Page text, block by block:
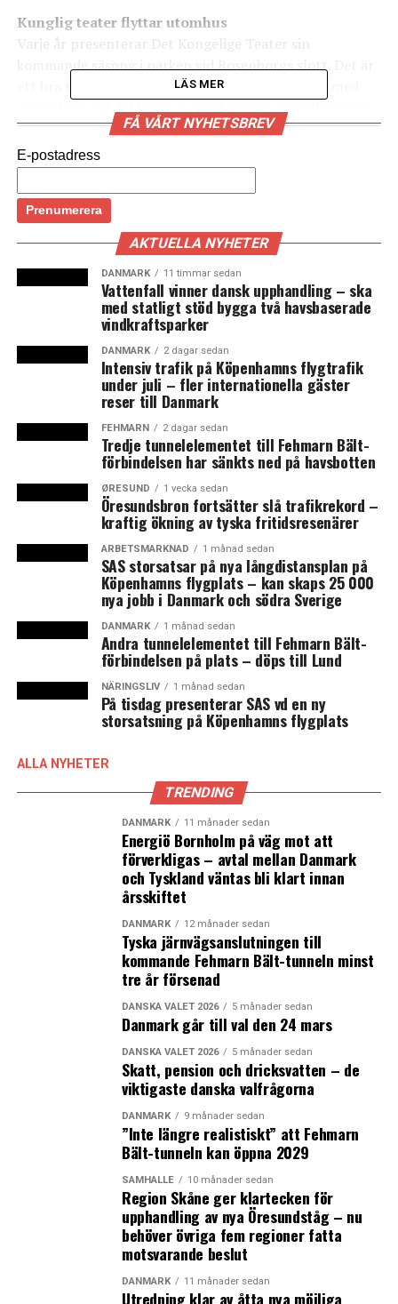
Kunglig teater flyttar utomhus
Varje år presenterar Det Kongelige Teater sin
kommande säsong i parken vid Rosenborgs slott. Det är
ett bra tillfälle att, helt gratis, stifta bekantskap med
ensemblen och bilda sig en uppfattning om vilka pjäser,
baletter eller operor man vill se under den kommande
hösten och vintern. I år framförs bland annat bitar av
”Figaros bröllop”, ”Svansjön”, ”La Traviata”, ”Don
Quixote”och ”Lohengrin”. Det Kongelige Teater satsar
stort på utomhusföreställningen. På scenen står några av
teaterns bästa sångare och dansare, men också det
kungliga kapellet och operakören.
Det Kongelige Teater på Rosenborg. Rosenborg
Exercisplats, Köpenhamn. 22 augusti.
Matisse med polarinspiration
parken Dyrehaven i norra Köpenhamn. Hela sommaren
har man kunnat njuta av skulpturer och installationer i
parken, men nu öppnar det en ny Matisse-utställning
inne i konsthallen. Den franska konstnären Henri
Matisse var enormt viktig för de tidiga modernisterna
och flera av våra mest kända svenska konstnärer har
haft honom som lärare. Ordrupgaard tar fasta på hans
intresse för inuitkonst. På äldre dagar ska Matisse ha
fastnat för en samling inuitmasker och han ska också ha
fördjupat sig i Knud Rasmussens böcker om
polarexpeditioner. Inspirationen syns i verken som nu
visas på Ordrupgaard.
Matisse og eskimoerne. Ordrupgaard, Charlottenlund.
Öppnar: 21 augusti.
Foto: News Øresund – Peter Mulvany
Matfestival får Köpenhamn att koka
Köpenhamns stora matfestival, Copenhagen Cooking,
lockar varje år runt 100 000 besökare. Festivalen har ett
brett utbud av matupplevelser, från avancerade
gourmeträtter till nyskapande street food. Under
festivalen står det långbord på gatorna och upp till 1
000 personer kan äta en gemensam måltid. Det blir
också guidade turer med mattema, bland annat genom
LÄS MER
FÅ VÅRT NYHETSBREV
E-postadress
AKTUELLA NYHETER
DANMARK 11 timmar sedan
Vattenfall vinner dansk upphandling – ska
med statligt stöd bygga två havsbaserade
vindkraftsparker
DANMARK 2 dagar sedan
Intensiv trafik på Köpenhamns flygtrafik
under juli – fler internationella gäster
reser till Danmark
FEHMARN 2 dagar sedan
Tredje tunnelelementet till Fehmarn Bält-
förbindelsen har sänkts ned på havsbotten
ØRESUND 1 vecka sedan
Öresundsbron fortsätter slå trafikrekord –
kraftig ökning av tyska fritidsresenärer
ARBETSMARKNAD 1 månad sedan
SAS storsatsar på nya långdistansplan på
Köpenhamns flygplats – kan skaps 25 000
nya jobb i Danmark och södra Sverige
DANMARK 1 månad sedan
Andra tunnelelementet till Fehmarn Bält-
förbindelsen på plats – döps till Lund
NÄRINGSLIV 1 månad sedan
På tisdag presenterar SAS vd en ny
storsatsning på Köpenhamns flygplats
ALLA NYHETER
TRENDING
DANMARK 11 månader sedan
Energiö Bornholm på väg mot att
förverkligas – avtal mellan Danmark
och Tyskland väntas bli klart innan
årsskiftet
DANMARK 12 månader sedan
Tyska järnvägsanslutningen till
kommande Fehmarn Bält-tunneln minst
tre år försenad
DANSKA VALET 2026 5 månader sedan
Danmark går till val den 24 mars
DANSKA VALET 2026 5 månader sedan
Skatt, pension och dricksvatten – de
viktigaste danska valfrågorna
DANMARK 9 månader sedan
”Inte längre realistiskt” att Fehmarn
Bält-tunneln kan öppna 2029
SAMHÄLLE 10 månader sedan
Region Skåne ger klartecken för
upphandling av nya Öresundståg – nu
behöver övriga fem regioner fatta
motsvarande beslut
DANMARK 11 månader sedan
Utredning klar av åtta nya möjliga